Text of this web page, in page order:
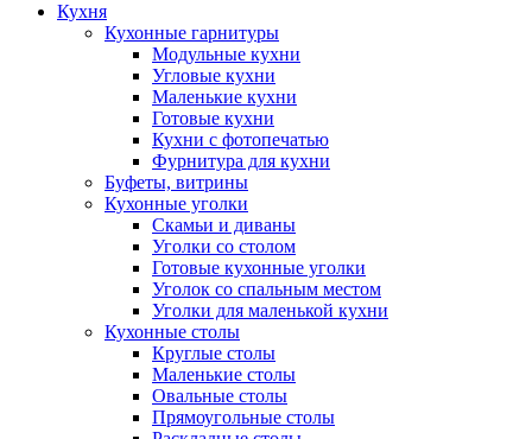
Кухня
Кухонные гарнитуры
Модульные кухни
Угловые кухни
Маленькие кухни
Готовые кухни
Кухни с фотопечатью
Фурнитура для кухни
Буфеты, витрины
Кухонные уголки
Скамьи и диваны
Уголки со столом
Готовые кухонные уголки
Уголок со спальным местом
Уголки для маленькой кухни
Кухонные столы
Круглые столы
Маленькие столы
Овальные столы
Прямоугольные столы